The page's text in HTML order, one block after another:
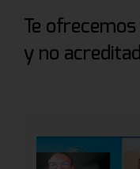
Te
y no